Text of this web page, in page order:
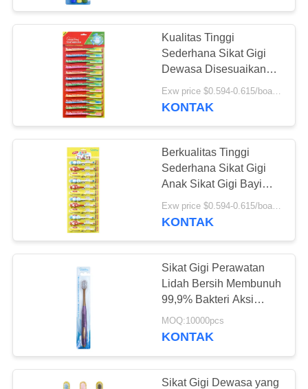
PERMINTAAN
PENAWARAN
KEBIJAKAN
PRIBADI
Pasta gigi arang
aktif
18
Pasta Gigi Anak
Organik
17
Kualitas Tinggi
Sederhana Sikat Gigi
Dewasa Disesuaikan
Grosir Sikat Gigi
Dewasa
KONTAK
Berkualitas Tinggi
Sederhana Sikat Gigi
Anak Sikat Gigi Bayi
Grosir Disesuaikan
untuk Anak-anak
Exw price $0.594-0.615/board MOQ:30000PCS
KONTAK
Sikat Gigi Perawatan
Lidah Bersih Membunuh
99,9% Bakteri Aksi
Menghilangkan Plak
dan Tartar
MOQ:10000pcs
KONTAK
Sikat Gigi Dewasa yang